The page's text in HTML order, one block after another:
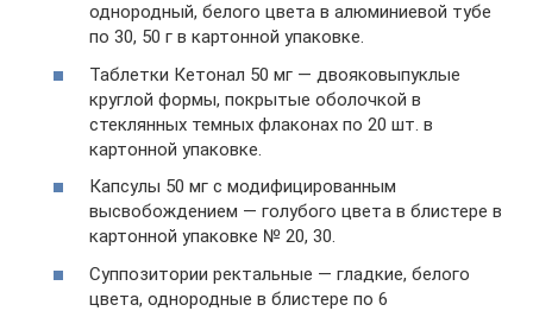
однородный, белого цвета в алюминиевой тубе
по 30, 50 г в картонной упаковке.
Таблетки Кетонал 50 мг — двояковыпуклые
круглой формы, покрытые оболочкой в
стеклянных темных флаконах по 20 шт. в
картонной упаковке.
Капсулы 50 мг с модифицированным
высвобождением — голубого цвета в блистере в
картонной упаковке № 20, 30.
Суппозитории ректальные — гладкие, белого
цвета, однородные в блистере по 6